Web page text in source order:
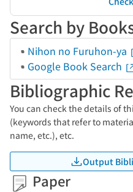
Search by
Nihon no Furuhon-ya
Google Book Search
Bibliographic
You can check the details of
(keywords that refer to
name, etc.), etc.
Output
Paper